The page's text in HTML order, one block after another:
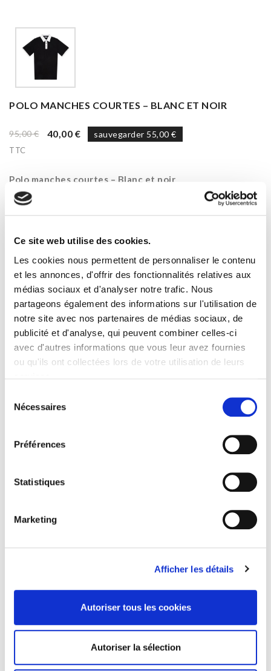
Ce site web utilise des cookies.
Les cookies nous permettent de personnaliser le contenu
et les annonces, d'offrir des fonctionnalités relatives aux
médias sociaux et d'analyser notre trafic. Nous
partageons également des informations sur l'utilisation de
notre site avec nos partenaires de médias sociaux, de
publicité et d'analyse, qui peuvent combiner celles-ci
avec d'autres informations que vous leur avez fournies
ou qu'ils ont collectées lors de votre utilisation de leurs
Nécessaires
Préférences
Statistiques
Marketing
Afficher les détails
Autoriser tous les cookies
Autoriser la sélection
POLO MANCHES COURTES – BLANC ET NOIR
95,00 € 40,00 € sauvegarder 55,00 €
TTC
Polo manches courtes – Blanc et noir
Polo de golf manches courtes – noir et blanc pour homme.
Des bords côtes contrastés rehaussent le col et les
La patte de boutonnage met en valeur le bouton signature
Un modèle pensé pour la performance sur les parcours,
tout en conservant un look élégant.
Choisissez votre taille

SERVICE CLIENT